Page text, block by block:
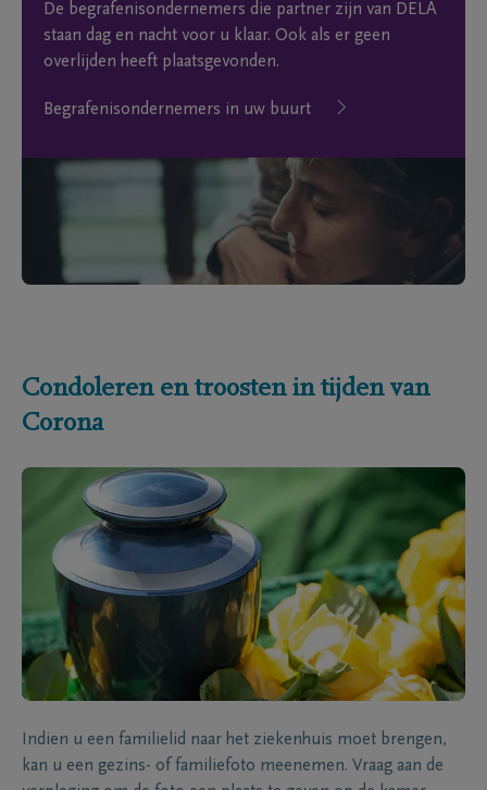
De begrafenisondernemers die partner zijn van DELA
staan dag en nacht voor u klaar. Ook als er geen
overlijden heeft plaatsgevonden.
Begrafenisondernemers in uw buurt
Condoleren en troosten in tijden van
Corona
Indien u een familielid naar het ziekenhuis moet brengen,
kan u een gezins- of familiefoto meenemen. Vraag aan de